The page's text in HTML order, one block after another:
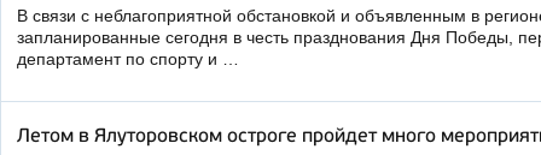
В связи с неблагоприятной обстановкой и объявленным в
запланированные сегодня в честь празднования Дня Победы,
департамент по спорту и …
Летом в Ялуторовском остроге пройдет много